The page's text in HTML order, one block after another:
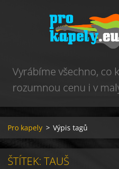
Vyrábíme všechno, co
rozumnou cenu i v
Pro kapely > Výpis tagů
ŠTÍTEK: TAUŠ